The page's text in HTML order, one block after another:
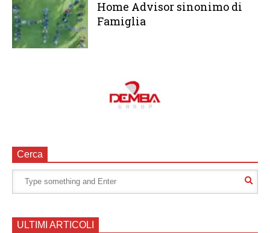
Home Advisor sinonimo di
Famiglia
Cerca
ULTIMI ARTICOLI